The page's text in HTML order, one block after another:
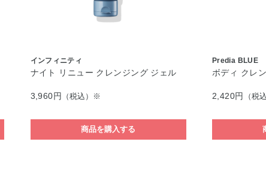
インフィニティ
ナイト リニュー クレンジング ジェル
3,960円 （税込）※
商品を購入する
Predia BLUE
ボディ クレ
2,420円 （税